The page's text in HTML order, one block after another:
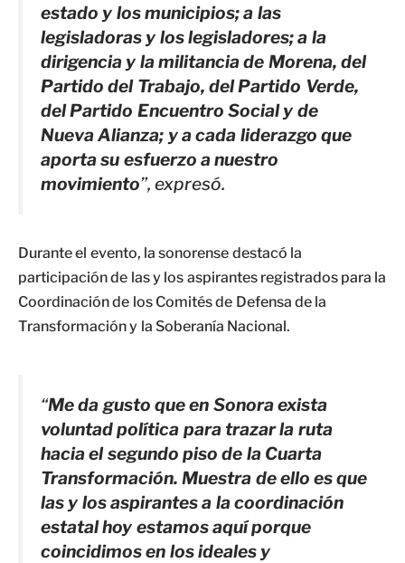
estado y los municipios; a las
legisladoras y los legisladores; a la
dirigencia y la militancia de Morena, del
Partido del Trabajo, del Partido Verde,
del Partido Encuentro Social y de
Nueva Alianza; y a cada liderazgo que
aporta su esfuerzo a nuestro
movimiento”, expresó.
Durante el evento, la sonorense destacó la
participación de las y los aspirantes registrados para la
Coordinación de los Comités de Defensa de la
Transformación y la Soberanía Nacional.
“Me da gusto que en Sonora exista
voluntad política para trazar la ruta
hacia el segundo piso de la Cuarta
Transformación. Muestra de ello es que
las y los aspirantes a la coordinación
estatal hoy estamos aquí porque
coincidimos en los ideales y